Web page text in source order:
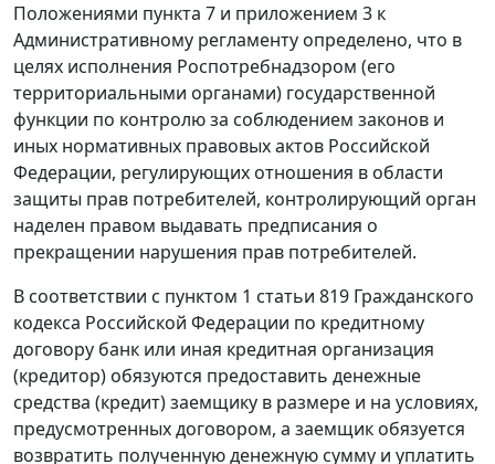
Положениями пункта 7 и приложением 3 к
Административному регламенту определено, что в
целях исполнения Роспотребнадзором (его
территориальными органами) государственной
функции по контролю за соблюдением законов и
иных нормативных правовых актов Российской
Федерации, регулирующих отношения в области
защиты прав потребителей, контролирующий орган
наделен правом выдавать предписания о
прекращении нарушения прав потребителей.
В соответствии с пунктом 1 статьи 819 Гражданского
кодекса Российской Федерации по кредитному
договору банк или иная кредитная организация
(кредитор) обязуются предоставить денежные
средства (кредит) заемщику в размере и на условиях,
предусмотренных договором, а заемщик обязуется
возвратить полученную денежную сумму и уплатить